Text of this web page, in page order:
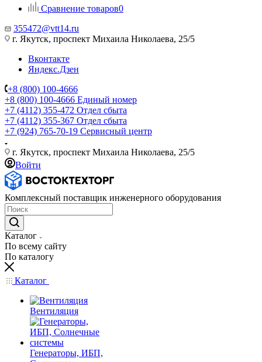
Сравнение товаров0
355472@vtt14.ru
г. Якутск, проспект Михаила Николаева, 25/5
Вконтакте
Яндекс.Дзен
+8 (800) 100-4666
+8 (800) 100-4666 Единый номер
+7 (4112) 355-472 Отдел сбыта
+7 (4112) 355-367 Отдел сбыта
+7 (924) 765-70-19 Сервисный центр
г. Якутск, проспект Михаила Николаева, 25/5
Войти
Комплексный поставщик инженерного оборудования
Каталог
По всему сайту
По каталогу
Каталог
Вентиляция
Генераторы, ИБП,